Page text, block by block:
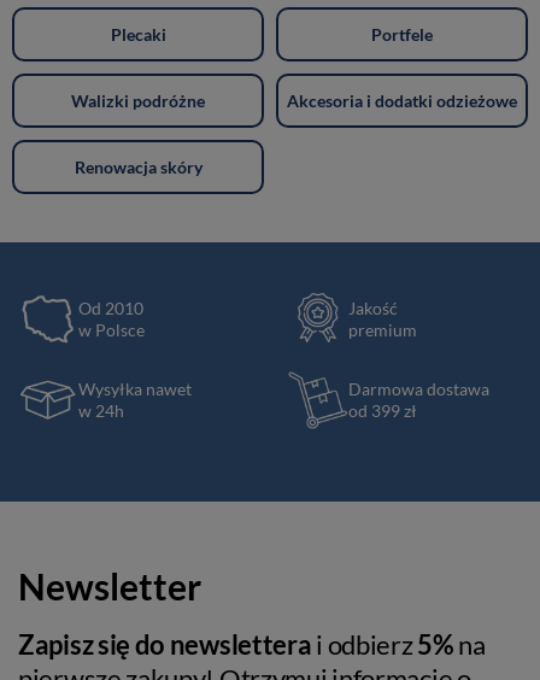
Plecaki Portfele
Walizki podróżne Akcesoria i dodatki odzieżowe
Renowacja skóry
Od 2010
w Polsce
Jakość
premium
Wysyłka nawet
w 24h
Darmowa dostawa
od 399 zł
Newsletter
Zapisz się do newsletterai odbierz5%na